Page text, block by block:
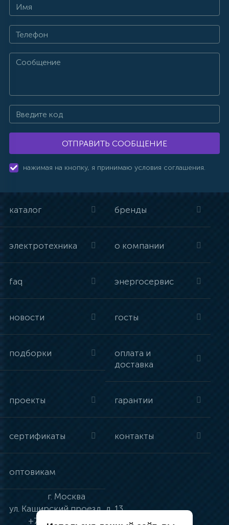
ОТПРАВИТЬ СООБЩЕНИЕ
нажимая на кнопку, я принимаю условия соглашения.
каталог бренды
электротехника о компании
faq энергосервис
новости госты
подборки
оплата и
доставка
проекты гарантии
сертификаты контакты
оптовикам
г. Москва
ул. Каширский проезд, д. 13
+7 (495) 134-41-83